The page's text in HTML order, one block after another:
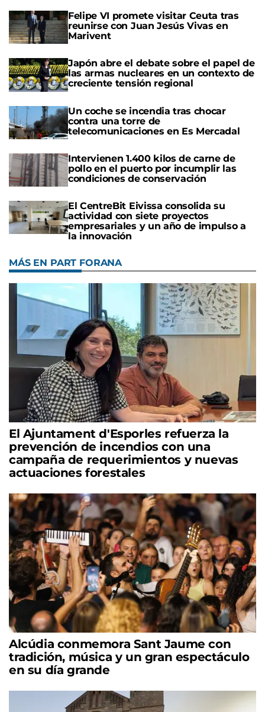
Felipe VI promete visitar Ceuta tras
reunirse con Juan Jesús Vivas en
Marivent
Japón abre el debate sobre el papel de
las armas nucleares en un contexto de
creciente tensión regional
Un coche se incendia tras chocar
contra una torre de
telecomunicaciones en Es Mercadal
Intervienen 1.400 kilos de carne de
pollo en el puerto por incumplir las
condiciones de conservación
El CentreBit Eivissa consolida su
actividad con siete proyectos
empresariales y un año de impulso a
la innovación
MÁS EN PART FORANA
El Ajuntament d'Esporles refuerza la
prevención de incendios con una
campaña de requerimientos y nuevas
actuaciones forestales
Alcúdia conmemora Sant Jaume con
tradición, música y un gran espectáculo
en su día grande